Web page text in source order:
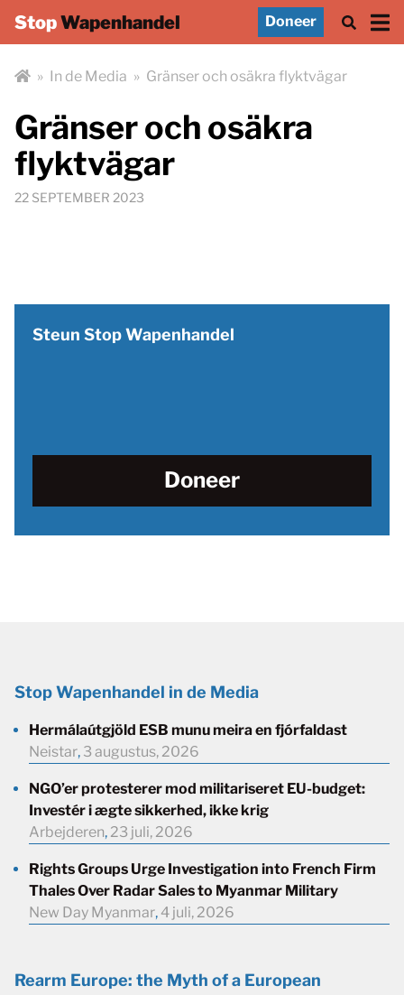
StopWapenhandel Doneer
» In de Media » Gränser och osäkra flyktvägar
Gränser och osäkra
flyktvägar
22 SEPTEMBER 2023
Steun Stop Wapenhandel
Doneer
Stop Wapenhandel in de Media
Hermálaútgjöld ESB munu meira en fjórfaldast
Neistar, 3 augustus, 2026
NGO’er protesterer mod militariseret EU-budget:
Investér i ægte sikkerhed, ikke krig
Arbejderen, 23 juli, 2026
Rights Groups Urge Investigation into French Firm
Thales Over Radar Sales to Myanmar Military
New Day Myanmar, 4 juli, 2026
Rearm Europe: the Myth of a European